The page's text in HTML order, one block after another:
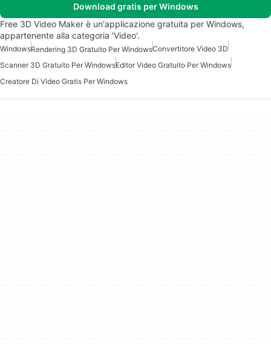
Download gratis per Windows
Free 3D Video Maker è un'applicazione gratuita per Windows,
appartenente alla categoria 'Video'.
WindowsRendering 3D Gratuito Per WindowsConvertitore Video 3D
Scanner 3D Gratuito Per WindowsEditor Video Gratuito Per Windows
Creatore Di Video Gratis Per Windows